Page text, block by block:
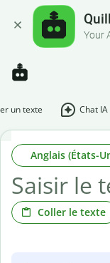
Your
un texte Chat IA
Anglais (États-
Coller le texte